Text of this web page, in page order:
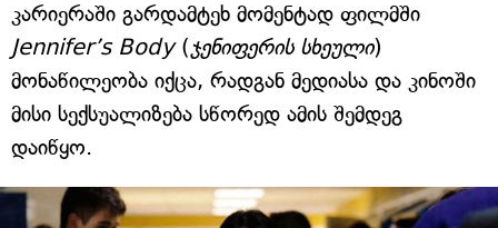
კარიერაში გარდამტეხ მომენტად ფილმში
Jennifer’s Body(ჯენიფერის სხეული)
მონაწილეობა იქცა, რადგან მედიასა და კინოში
მისი სექსუალიზება სწორედ ამის შემდეგ
დაიწყო.